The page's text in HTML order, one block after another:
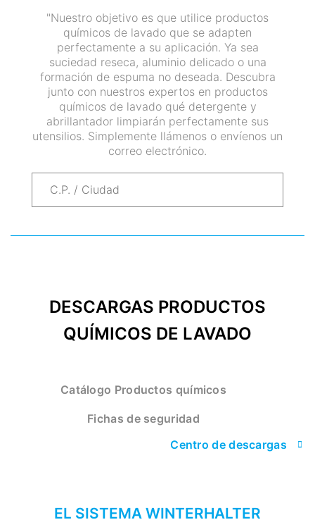
"Nuestro objetivo es que utilice productos
químicos de lavado que se adapten
perfectamente a su aplicación. Ya sea
suciedad reseca, aluminio delicado o una
formación de espuma no deseada. Descubra
junto con nuestros expertos en productos
químicos de lavado qué detergente y
abrillantador limpiarán perfectamente sus
utensilios. Simplemente llámenos o envíenos un
correo electrónico.
DESCARGAS PRODUCTOS
QUÍMICOS DE LAVADO
Catálogo Productos químicos
Fichas de seguridad
Centro de descargas
EL SISTEMA WINTERHALTER